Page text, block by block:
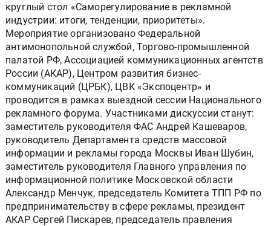
круглый стол «Саморегулирование в рекламной
индустрии: итоги, тенденции, приоритеты».
Мероприятие организовано Федеральной
антимонопольной службой, Торгово-промышленной
палатой РФ, Ассоциацией коммуникационных агентств
России (АКАР), Центром развития бизнес-
коммуникаций (ЦРБК), ЦВК «Экспоцентр» и
проводится в рамках выездной сессии Национального
рекламного форума. Участниками дискуссии станут:
заместитель руководителя ФАС Андрей Кашеваров,
руководитель Департамента средств массовой
информации и рекламы города Москвы Иван Шубин,
заместитель руководителя Главного управления по
информационной политике Московской области
Александр Менчук, председатель Комитета ТПП РФ по
предпринимательству в сфере рекламы, президент
АКАР Сергей Пискарев, председатель правления